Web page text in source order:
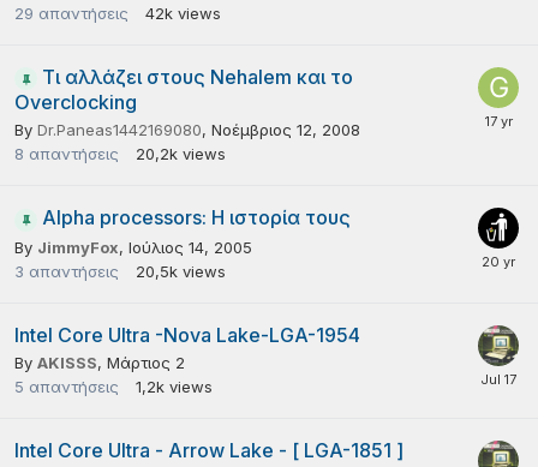
29 απαντήσεις 42k views
Τι αλλάζει στους Nehalem και το
Overclocking
By Dr.Paneas1442169080, Νοέμβριος 12, 2008
8 απαντήσεις 20,2k views
Alpha processors: H ιστορία τους
By JimmyFox, Ιούλιος 14, 2005
3 απαντήσεις 20,5k views
Intel Core Ultra -Nova Lake-LGA-1954
By AKISSS, Μάρτιος 2
5 απαντήσεις 1,2k views
Intel Core Ultra - Arrow Lake - [ LGA-1851 ]